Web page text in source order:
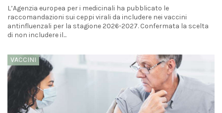
L’Agenzia europea per i medicinali ha pubblicato le
raccomandazioni sui ceppi virali da includere nei vaccini
antinfluenzali per la stagione 2026-2027. Confermata la scelta
di non includere il...
VACCINI